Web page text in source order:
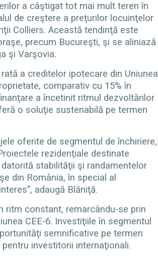
a câştigat tot mai mult teren în
de creştere a preţurilor locuinţelor
Colliers. Această tendinţă este
precum Bucureşti, şi se aliniază
şi Varşovia.
a creditelor ipotecare din Uniunea
comparativ cu 15% în
a încetinit ritmul dezvoltărilor
o soluţie sustenabilă pe termen
oferite de segmentul de închiriere,
rezidenţiale destinate
stabilităţii şi randamentelor
din România, în special al
adaugă Blăniţă.
ritm constant, remarcându-se prin
CEE-6. Investiţiile în segmentul
semnificative pe termen
investitorii internaţionali.